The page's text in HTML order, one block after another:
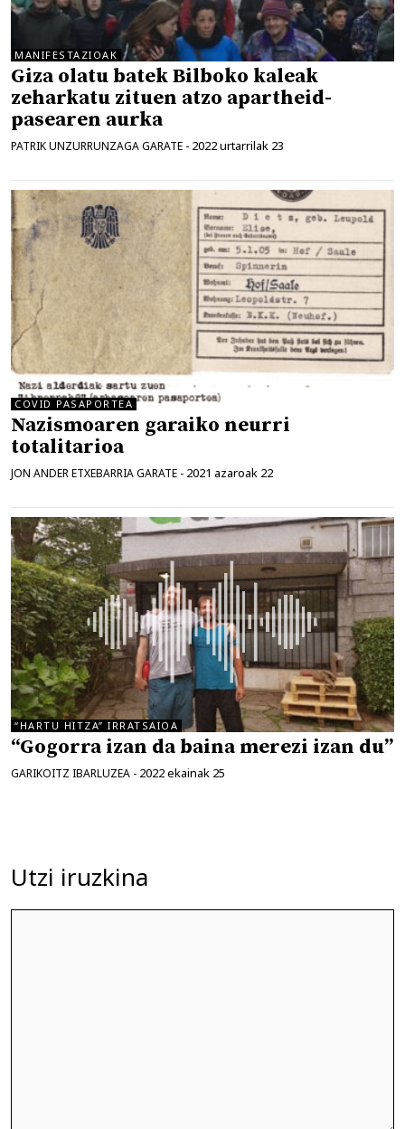
MANIFESTAZIOAK
Giza olatu batek Bilboko kaleak
zeharkatu zituen atzo apartheid-
pasearen aurka
PATRIK UNZURRUNZAGA GARATE - 2022 urtarrilak 23
COVID PASAPORTEA
Nazismoaren garaiko neurri
totalitarioa
JON ANDER ETXEBARRIA GARATE - 2021 azaroak 22
“HARTU HITZA” IRRATSAIOA
“Gogorra izan da baina merezi izan du”
GARIKOITZ IBARLUZEA - 2022 ekainak 25
Utzi iruzkina